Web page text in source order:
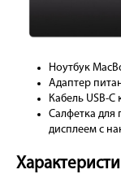
Ноутбук
Адаптер
Кабель USB-C
Салфетка для
дисплеем с